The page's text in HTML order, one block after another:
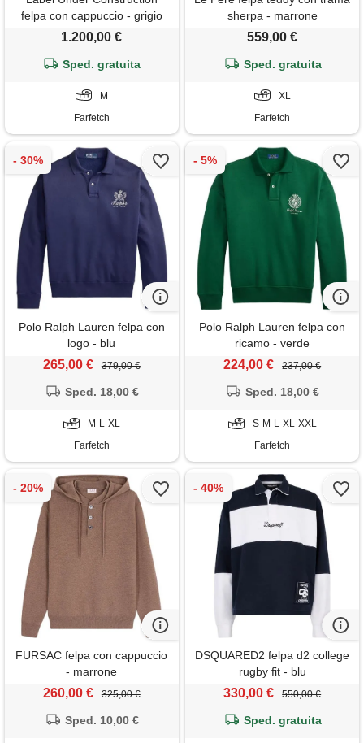
felpa con cappuccio - grigio
1.200,00 €
Sped. gratuita
M
Farfetch
sherpa - marrone
559,00 €
Sped. gratuita
XL
Farfetch
Polo Ralph Lauren felpa con
logo - blu
265,00 € 379,00 €
Sped. 18,00 €
M-L-XL
Farfetch
Polo Ralph Lauren felpa con
ricamo - verde
224,00 € 237,00 €
Sped. 18,00 €
S-M-L-XL-XXL
Farfetch
FURSAC felpa con cappuccio
- marrone
260,00 € 325,00 €
Sped. 10,00 €
DSQUARED2 felpa d2 college
rugby fit - blu
330,00 € 550,00 €
Sped. gratuita